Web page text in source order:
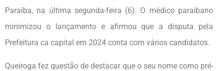
Paraíba, na última segunda-feira (6). O médico paraibano
minimizou o lançamento e afirmou que a disputa pela
Prefeitura ca capital em 2024 conta com vários candidatos.
Queiroga fez questão de destacar que o seu nome como pré-